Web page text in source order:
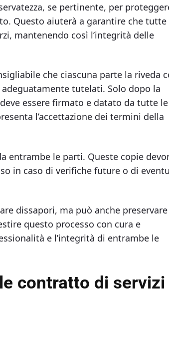
se pertinente, per
Questo aiuterà a garantire che tutte
mantenendo così l’integrità delle
che ciascuna parte la riveda
tutelati. Solo dopo la
essere firmato e datato da tutte le
l’accettazione dei termini della
entrambe le parti. Queste copie
in caso di verifiche future o di
dissapori, ma può anche preservare
questo processo con cura e
e l’integrità di entrambe le
contratto di servizi